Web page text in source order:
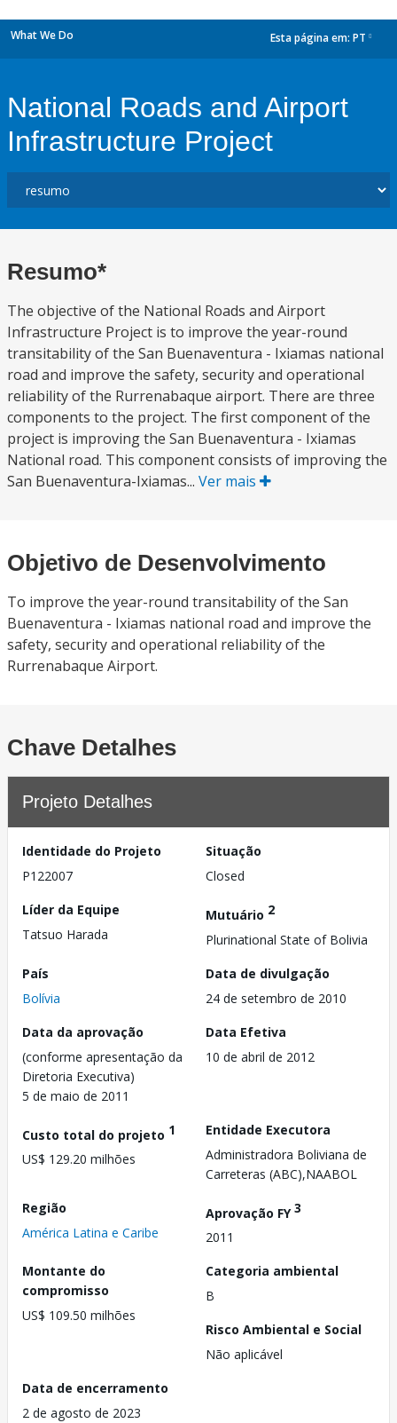
What We Do Esta página em: PT
National Roads and Airport
Infrastructure Project
Resumo*
The objective of the National Roads and Airport
Infrastructure Project is to improve the year-round
transitability of the San Buenaventura - Ixiamas national
road and improve the safety, security and operational
reliability of the Rurrenabaque airport. There are three
components to the project. The first component of the
project is improving the San Buenaventura - Ixiamas
National road. This component consists of improving the
San Buenaventura-Ixiamas... Ver mais
Objetivo de Desenvolvimento
To improve the year-round transitability of the San
Buenaventura - Ixiamas national road and improve the
safety, security and operational reliability of the
Rurrenabaque Airport.
Chave Detalhes
Projeto Detalhes
Identidade do Projeto
P122007
Situação
Closed
Líder da Equipe
Tatsuo Harada
Mutuário 2
Plurinational State of Bolivia
País
Bolívia
Data de divulgação
24 de setembro de 2010
Data da aprovação
(conforme apresentação da
Diretoria Executiva)
5 de maio de 2011
Data Efetiva
10 de abril de 2012
Custo total do projeto 1
US$ 129.20 milhões
Entidade Executora
Administradora Boliviana de
Carreteras (ABC),NAABOL
Região
América Latina e Caribe
Aprovação FY3
2011
Montante do
compromisso
US$ 109.50 milhões
Categoria ambiental
B
Risco Ambiental e Social
Não aplicável
Data de encerramento
2 de agosto de 2023